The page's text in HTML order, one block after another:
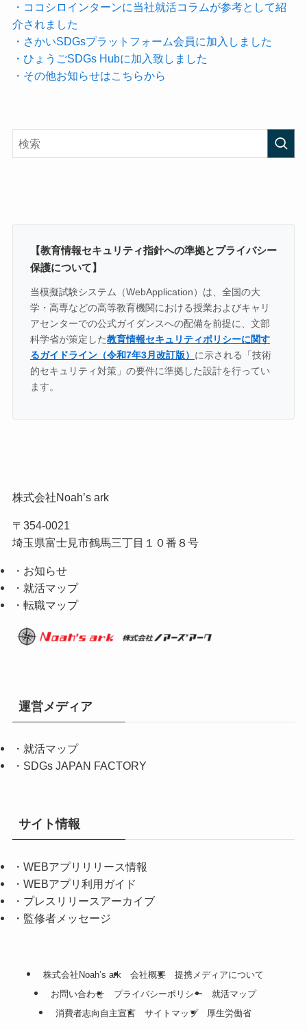
・ココシロインターンに当社就活コラムが参考として紹
介されました
・さかいSDGsプラットフォーム会員に加入しました
・ひょうごSDGs Hubに加入致しました
・その他お知らせはこちらから
【教育情報セキュリティ指針への準拠とプライバシー
保護について】
当模擬試験システム（WebApplication）は、全国の大
学・高専などの高等教育機関における授業およびキャリ
アセンターでの公式ガイダンスへの配備を前提に、文部
科学省が策定した教育情報セキュリティポリシーに関す
るガイドライン（令和7年3月改訂版） に示される「技術
的セキュリティ対策」の要件に準拠した設計を行ってい
ます。
株式会社Noah’s ark
〒354-0021
埼玉県富士見市鶴馬三丁目１０番８号
・お知らせ
・就活マップ
・転職マップ
運営メディア
・ 就活マップ
・ SDGs JAPAN FACTORY
サイト情報
・ WEBアプリリリース情報
・ WEBアプリ利用ガイド
・ プレスリリースアーカイブ
・ 監修者メッセージ
株式会社Noah’s ark 会社概要
提携メディアについて
お問い合わせ
プライバシーポリシー
就活マップ
消費者志向自主宣言
サイトマップ 厚生労働省